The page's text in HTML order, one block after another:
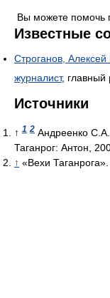
Вы можете помочь
Известные
Строганов,
журналист, главный
Источники
↑ 1 2 Андреенко
Таганрог: Антон,
↑ «Вехи